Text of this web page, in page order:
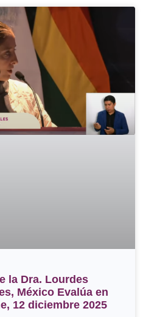
la Dra. Lourdes
México Evalúa en
12 diciembre 2025